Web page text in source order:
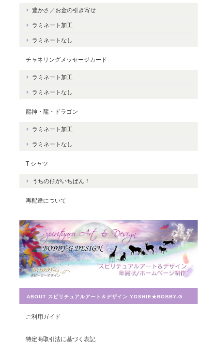
豊かさ／お金の引き寄せ
ラミネート加工
ラミネートなし
チャネリングメッセージカード
ラミネート加工
ラミネートなし
龍神・龍・ドラゴン
ラミネート加工
ラミネートなし
T-シャツ
うちの仔がいちばん！
再配達について
ABOUT スピリチュアルアート＆デザイン YOSHIE★BOBBY-G
ご利用ガイド
特定商取引法に基づく表記